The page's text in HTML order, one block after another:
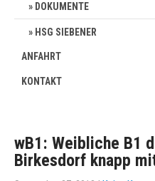
DOKUMENTE
HSG SIEBENER
ANFAHRT
KONTAKT
wB1: Weibliche B1
Birkesdorf knapp